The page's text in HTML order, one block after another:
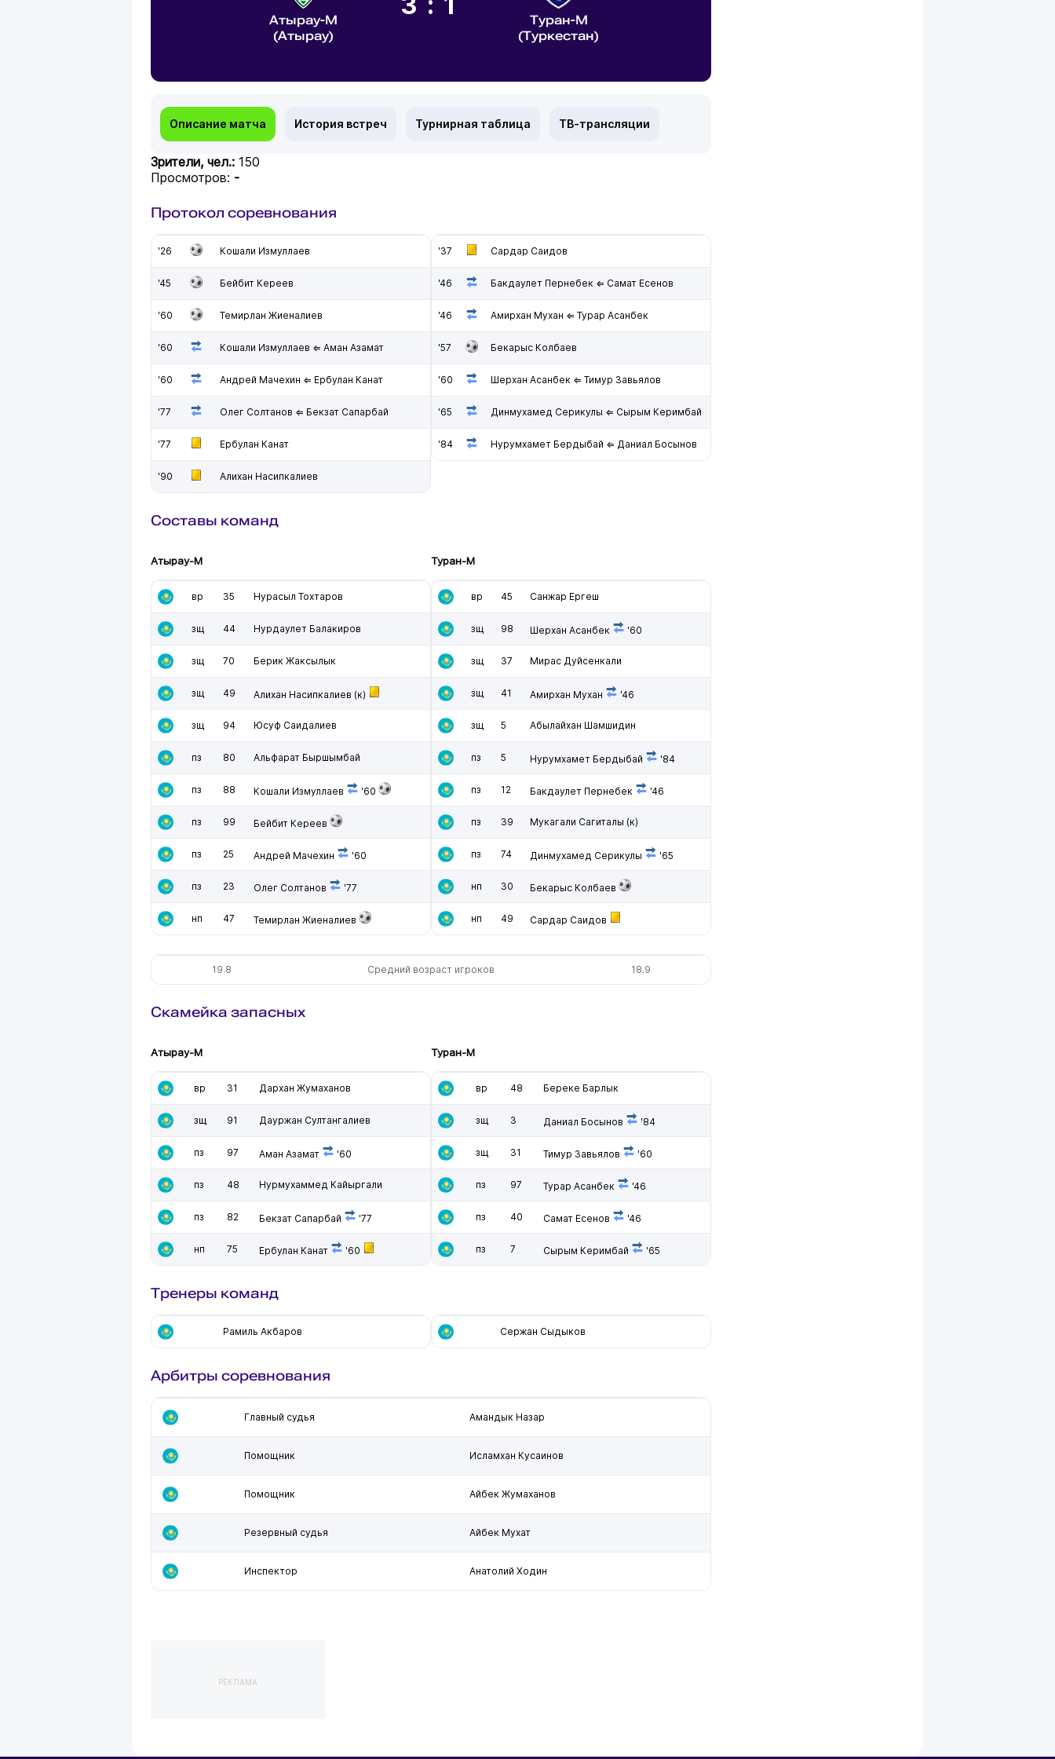
Атырау-М
(Атырау)
Туран-М
(Туркестан)
Описание матча История встреч Турнирная таблица ТВ-трансляции
Зрители, чел.: 150
Просмотров: -
Протокол соревнования
'26 Кошали Измуллаев
'45 Бейбит Кереев
'60 Темирлан Жиеналиев
'60 Кошали Измуллаев ⇐ Аман Азамат
'60 Андрей Мачехин ⇐ Ербулан Канат
'77 Олег Солтанов ⇐ Бекзат Сапарбай
'77 Ербулан Канат
'90 Алихан Насипкалиев
'37 Сардар Саидов
'46 Бакдаулет Пернебек ⇐ Самат Есенов
'46 Амирхан Мухан ⇐ Турар Асанбек
'57 Бекарыс Колбаев
'60 Шерхан Асанбек ⇐ Тимур Завьялов
'65 Динмухамед Серикулы ⇐ Сырым Керимбай
'84 Нурумхамет Бердыбай ⇐ Даниал Босынов
Составы команд
Атырау-М
вр 35 Нурасыл Тохтаров
зщ 44 Нурдаулет Балакиров
зщ 70 Берик Жаксылык
зщ 49 Алихан Насипкалиев (к)
зщ 94 Юсуф Саидалиев
пз 80 Альфарат Быршымбай
пз 88 Кошали Измуллаев '60
пз 99 Бейбит Кереев
пз 25 Андрей Мачехин '60
пз 23 Олег Солтанов '77
нп 47 Темирлан Жиеналиев
Туран-М
вр 45 Санжар Ергеш
зщ 98 Шерхан Асанбек '60
зщ 37 Мирас Дуйсенкали
зщ 41 Амирхан Мухан '46
зщ 5 Абылайхан Шамшидин
пз 5 Нурумхамет Бердыбай '84
пз 12 Бакдаулет Пернебек '46
пз 39 Мукагали Сагиталы (к)
пз 74 Динмухамед Серикулы '65
нп 30 Бекарыс Колбаев
нп 49 Сардар Саидов
19.8 Средний возраст игроков 18.9
Скамейка запасных
Атырау-М
вр 31 Дархан Жумаханов
зщ 91 Дауржан Султангалиев
пз 97 Аман Азамат '60
пз 48 Нурмухаммед Кайыргали
пз 82 Бекзат Сапарбай '77
нп 75 Ербулан Канат '60
Туран-М
вр 48 Береке Барлык
зщ 3 Даниал Босынов '84
зщ 31 Тимур Завьялов '60
пз 97 Турар Асанбек '46
пз 40 Самат Есенов '46
пз 7 Сырым Керимбай '65
Тренеры команд
Рамиль Акбаров Сержан Сыдыков
Арбитры соревнования
Главный судья Амандык Назар
Помощник Исламхан Кусаинов
Помощник Айбек Жумаханов
Резервный судья Айбек Мухат
Инспектор Анатолий Ходин
РЕКЛАМА